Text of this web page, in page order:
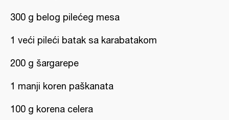
300 g belog pilećeg mesa
1 veći pileći batak sa karabatakom
200 g šargarepe
1 manji koren paškanata
100 g korena celera